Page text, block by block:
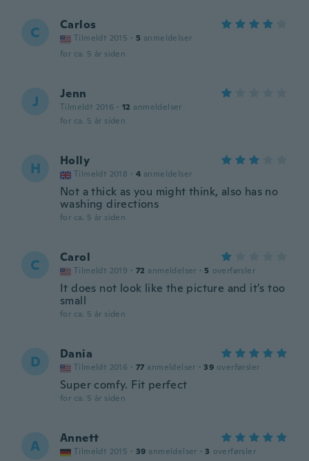
C Carlos
Tilmeldt 2015 · 5 anmeldelser
for ca. 5 år siden
J Jenn
Tilmeldt 2016 · 12 anmeldelser
for ca. 5 år siden
H Holly
Tilmeldt 2018 · 4 anmeldelser
Not a thick as you might think, also has no
washing directions
for ca. 5 år siden
C Carol
Tilmeldt 2019 · 72 anmeldelser · 5 overførsler
It does not look like the picture and it's too
small
for ca. 5 år siden
D Dania
Tilmeldt 2016 · 77 anmeldelser · 39 overførsler
Super comfy. Fit perfect
for ca. 5 år siden
A Annett
Tilmeldt 2015 · 39 anmeldelser · 3 overførsler